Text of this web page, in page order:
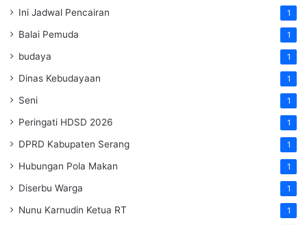
Ini Jadwal Pencairan 1
Balai Pemuda 1
budaya 1
Dinas Kebudayaan 1
Seni 1
Peringati HDSD 2026 1
DPRD Kabupaten Serang 1
Hubungan Pola Makan 1
Diserbu Warga 1
Nunu Karnudin Ketua RT 1